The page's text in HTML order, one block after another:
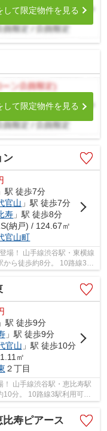
して限定物件を見る
して限定物件を見る
ン
」駅 徒歩7分
官山 」駅 徒歩7分
寿 」駅 徒歩8分
納戸) / 124.67㎡
官山町
場！ 山手線渋谷駅・東横線
から徒歩約8分。 10路線3駅
駅 徒歩9分
」駅 徒歩9分
官山 」駅 徒歩10分
㎡
２丁目
山手線渋谷駅・恵比寿駅
10分。 10路線3駅利用可能
比寿ピアース